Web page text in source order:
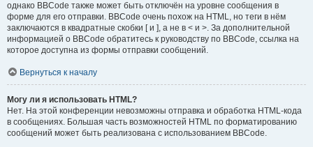
однако BBCode также может быть отключён на уровне сообщения в
форме для его отправки. BBCode очень похож на HTML, но теги в нём
заключаются в квадратные скобки [ и ], а не в < и >. За дополнительной
информацией о BBCode обратитесь к руководству по BBCode, ссылка на
которое доступна из формы отправки сообщений.
Вернуться к началу
Могу ли я использовать HTML?
Нет. На этой конференции невозможны отправка и обработка HTML-кода
в сообщениях. Большая часть возможностей HTML по форматированию
сообщений может быть реализована с использованием BBCode.